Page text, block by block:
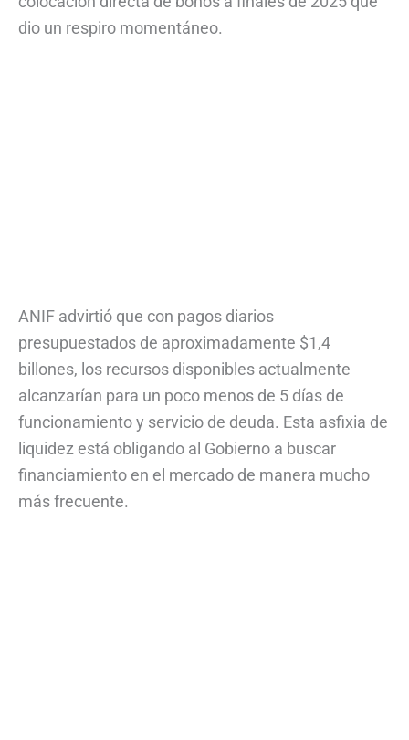
dio un respiro momentáneo.
ANIF advirtió que con pagos diarios
presupuestados de aproximadamente $1,4
billones, los recursos disponibles actualmente
alcanzarían para un poco menos de 5 días de
funcionamiento y servicio de deuda. Esta asfixia de
liquidez está obligando al Gobierno a buscar
financiamiento en el mercado de manera mucho
más frecuente.